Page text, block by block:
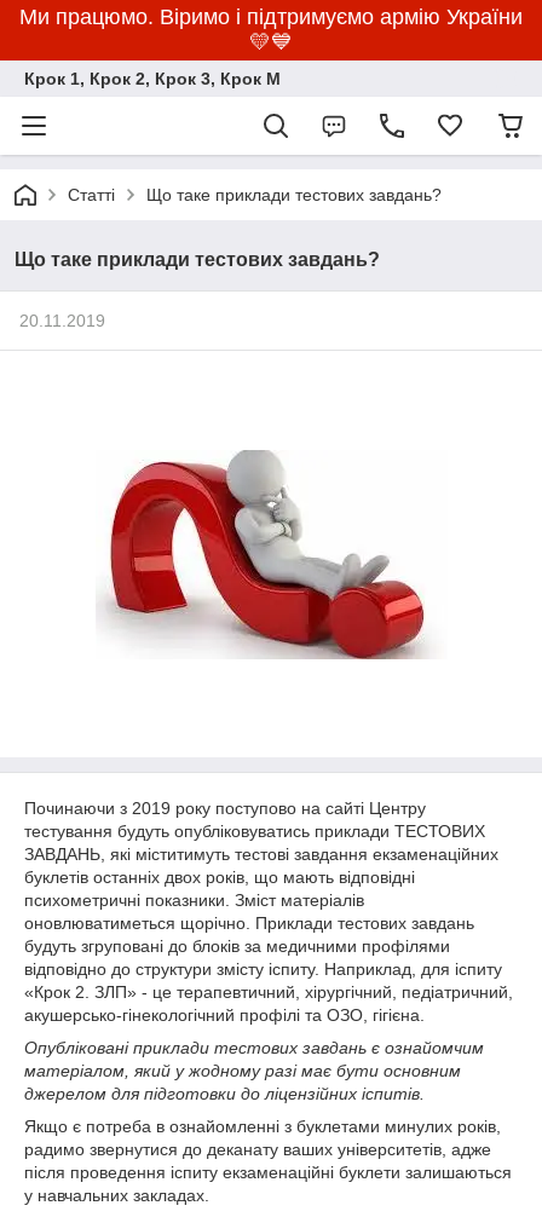
Ми працюмо. Віримо і підтримуємо армію України
💛💙
Крок 1, Крок 2, Крок 3, Крок M
Статті Що таке приклади тестових завдань?
Що таке приклади тестових завдань?
20.11.2019
Починаючи з 2019 року поступово на сайті Центру
тестування будуть опубліковуватись приклади ТЕСТОВИХ
ЗАВДАНЬ, які міститимуть тестові завдання екзаменаційних
буклетів останніх двох років, що мають відповідні
психометричні показники. Зміст матеріалів
оновлюватиметься щорічно. Приклади тестових завдань
будуть згруповані до блоків за медичними профілями
відповідно до структури змісту іспиту. Наприклад, для іспиту
«Крок 2. ЗЛП» - це терапевтичний, хірургічний, педіатричний,
акушерсько-гінекологічний профілі та ОЗО, гігієна.
Опубліковані приклади тестових завдань є ознайомчим
матеріалом, який у жодному разі має бути основним
джерелом для підготовки до ліцензійних іспитів.
Якщо є потреба в ознайомленні з буклетами минулих років,
радимо звернутися до деканату ваших університетів, адже
після проведення іспиту екзаменаційні буклети залишаються
у навчальних закладах.